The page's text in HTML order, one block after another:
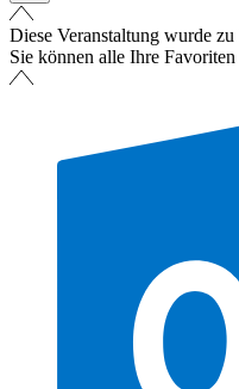
Diese Veranstaltung wurde
Sie können alle Ihre